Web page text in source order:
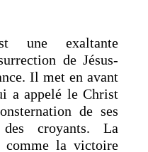
une exaltante
de Jésus-
Il met en avant
a appelé le Christ
de ses
croyants. La
comme la victoire